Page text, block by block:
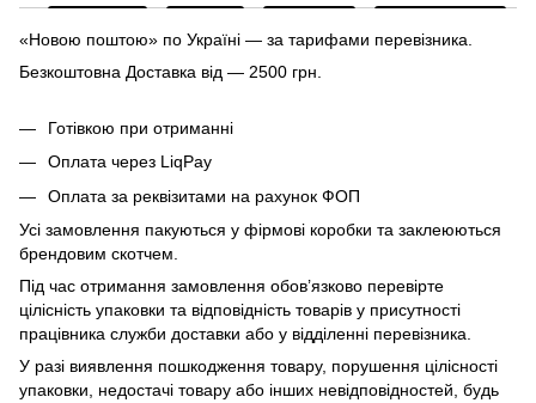
«Новою поштою» по Україні — за тарифами перевізника.
Безкоштовна Доставка від — 2500 грн.
Готівкою при отриманні
Оплата через LiqPay
Оплата за реквізитами на рахунок ФОП
Усі замовлення пакуються у фірмові коробки та заклеюються
брендовим скотчем.
Під час отримання замовлення обов’язково перевірте
цілісність упаковки та відповідність товарів у присутності
працівника служби доставки або у відділенні перевізника.
У разі виявлення пошкодження товару, порушення цілісності
упаковки, недостачі товару або інших невідповідностей, будь